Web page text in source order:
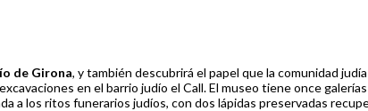
de Girona, y también descubrirá el papel que la comunidad
en el barrio judío el Call. El museo tiene once
a los ritos funerarios judíos, con dos lápidas preservadas